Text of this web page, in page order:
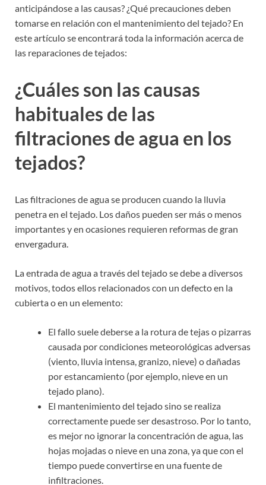
anticipándose a las causas? ¿Qué precauciones deben
tomarse en relación con el mantenimiento del tejado? En
este artículo se encontrará toda la información acerca de
las reparaciones de tejados:
¿Cuáles son las causas
habituales de las
filtraciones de agua en los
tejados?
Las filtraciones de agua se producen cuando la lluvia
penetra en el tejado. Los daños pueden ser más o menos
importantes y en ocasiones requieren reformas de gran
envergadura.
La entrada de agua a través del tejado se debe a diversos
motivos, todos ellos relacionados con un defecto en la
cubierta o en un elemento:
El fallo suele deberse a la rotura de tejas o pizarras
causada por condiciones meteorológicas adversas
(viento, lluvia intensa, granizo, nieve) o dañadas
por estancamiento (por ejemplo, nieve en un
tejado plano).
El mantenimiento del tejado sino se realiza
correctamente puede ser desastroso. Por lo tanto,
es mejor no ignorar la concentración de agua, las
hojas mojadas o nieve en una zona, ya que con el
tiempo puede convertirse en una fuente de
infiltraciones.